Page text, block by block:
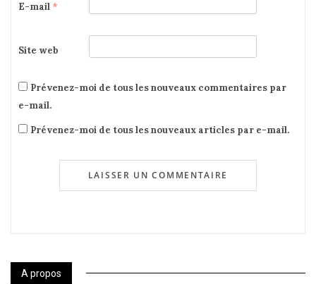
E-mail *
Site web
Prévenez-moi de tous les nouveaux commentaires par
e-mail.
Prévenez-moi de tous les nouveaux articles par e-mail.
A propos